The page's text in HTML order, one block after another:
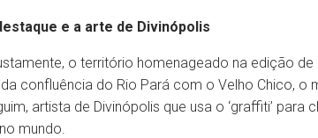
e a arte de Divinópolis
o território homenageado na edição
confluência do Rio Pará com o Velho Chico, o
artista de Divinópolis que usa o ‘graffiti’
mundo.